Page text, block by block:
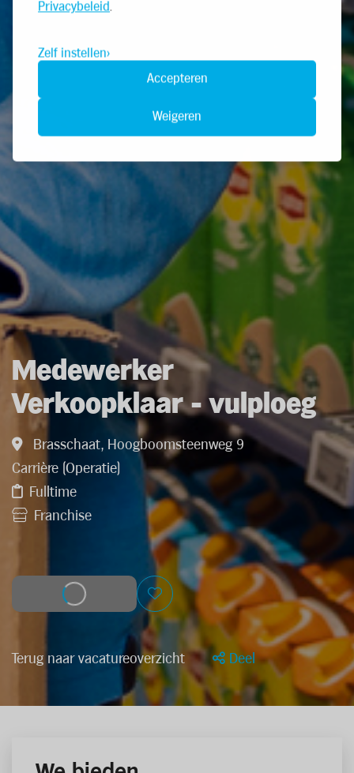
Privacybeleid.
Zelf instellen
Weigeren
Accepteren
Medewerker
Verkoopklaar - vulploeg
Brasschaat, Hoogboomsteenweg 9
Carrière (Operatie)
Fulltime
Franchise
Solliciteer
Terug naar vacatureoverzicht Deel